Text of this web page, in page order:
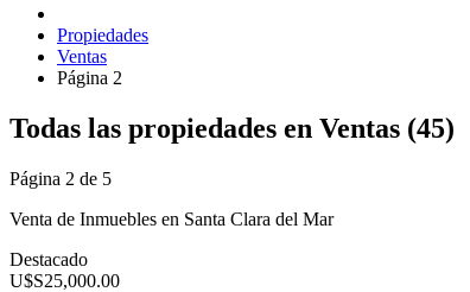
Propiedades
Ventas
Página 2
RSS
Feed
la
de
propiedad
Ventas
Todas las propiedades en Ventas (45)
Página 2 de 5
Venta de Inmuebles en Santa Clara del Mar
VENTA
DEPARTAMENTO
Destacado
U$S25,000.00